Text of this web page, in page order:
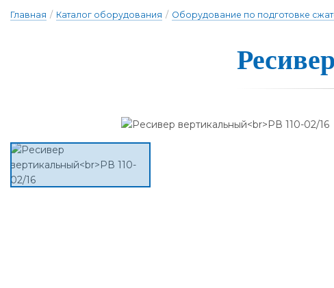
Главная / Каталог оборудования / Оборудование по подготовке